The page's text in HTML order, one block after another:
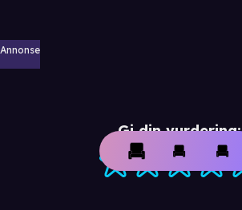
Annonse
Gi din vurdering: